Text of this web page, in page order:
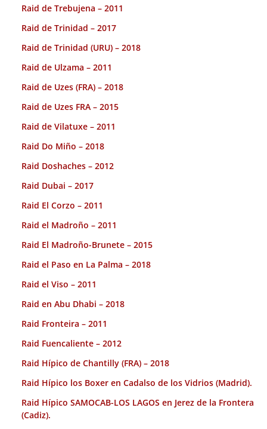
Raid de Trebujena – 2011
Raid de Trinidad – 2017
Raid de Trinidad (URU) – 2018
Raid de Ulzama – 2011
Raid de Uzes (FRA) – 2018
Raid de Uzes FRA – 2015
Raid de Vilatuxe – 2011
Raid Do Miño – 2018
Raid Doshaches – 2012
Raid Dubai – 2017
Raid El Corzo – 2011
Raid el Madroño – 2011
Raid El Madroño-Brunete – 2015
Raid el Paso en La Palma – 2018
Raid el Viso – 2011
Raid en Abu Dhabi – 2018
Raid Fronteira – 2011
Raid Fuencaliente – 2012
Raid Hípico de Chantilly (FRA) – 2018
Raid Hípico los Boxer en Cadalso de los Vidrios (Madrid).
Raid Hípico SAMOCAB-LOS LAGOS en Jerez de la Frontera
(Cadiz).